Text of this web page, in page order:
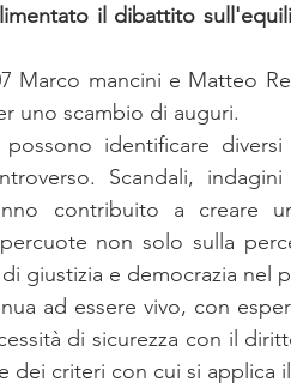
il dibattito
mancini e Matteo
uno scambio di auguri.
identificare
Scandali,
contribuito a creare
non solo sulla
giustizia e democrazia nel
ad essere vivo, con
di sicurezza con il
dei criteri con cui si applica